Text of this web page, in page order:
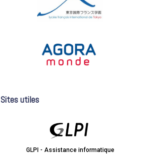
Sites utiles
GLPI - Assistance informatique